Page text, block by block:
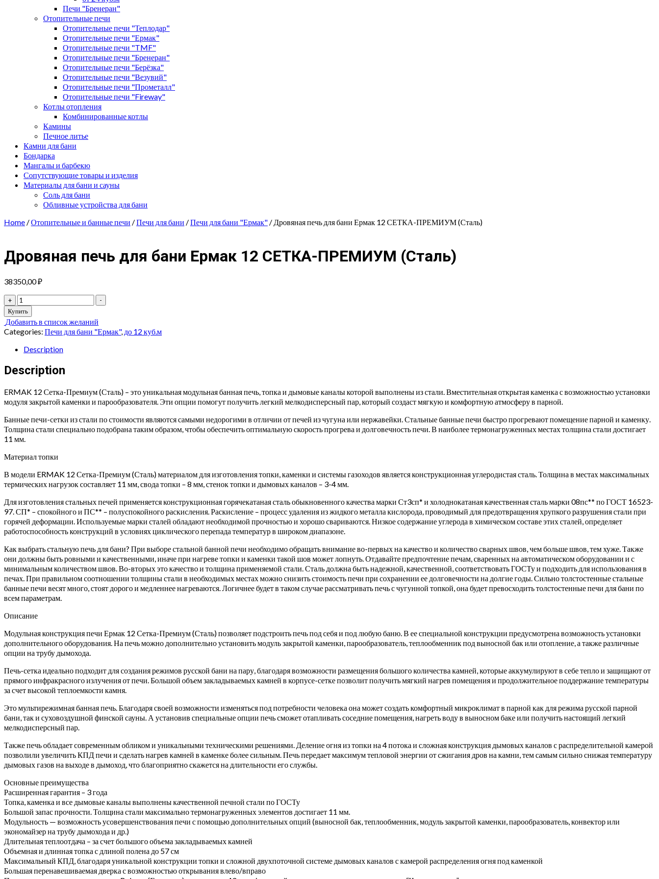
Печи "Бренеран"
Отопительные печи
Отопительные печи "Теплодар"
Отопительные печи "Ермак"
Отопительные печи "TMF"
Отопительные печи "Бренеран"
Отопительные печи "Берёзка"
Отопительные печи "Везувий"
Отопительные печи "Прометалл"
Отопительные печи "Fireway"
Котлы отопления
Комбинированные котлы
Камины
Печное литье
Камни для бани
Бондарка
Мангалы и барбекю
Сопутствующие товары и изделия
Материалы для бани и сауны
Соль для бани
Обливные устройства для бани
Home /Отопительные и банные печи /Печи для бани /Печи для бани "Ермак" / Дровяная печь для бани Ермак 12 СЕТКА-ПРЕМИУМ (Сталь)
Дровяная печь для бани Ермак 12 СЕТКА-ПРЕМИУМ (Сталь)
38350,00₽
+
Дровяная
печь
для
бани
Ермак
12
ПРЕМИУМ
(Сталь)
-
Купить
Добавить в список желаний
Categories: Печи для бани "Ермак", до 12 куб.м
Description
Description
ERMAK 12 Сетка-Премиум (Сталь) – это уникальная модульная банная печь, топка и дымовые каналы которой выполнены из стали. Вместительная открытая каменка с возможностью установки
модуля закрытой каменки и парообразователя. Эти опции помогут получить легкий мелкодисперсный пар, который создаст мягкую и комфортную атмосферу в парной.
Банные печи-сетки из стали по стоимости являются самыми недорогими в отличии от печей из чугуна или нержавейки. Стальные банные печи быстро прогревают помещение парной и каменку.
Толщина стали специально подобрана таким образом, чтобы обеспечить оптимальную скорость прогрева и долговечность печи. В наиболее термонагруженных местах толщина стали достигает
11 мм.
Материал топки
В модели ERMAK 12 Сетка-Премиум (Сталь) материалом для изготовления топки, каменки и системы газоходов является конструкционная углеродистая сталь. Толщина в местах максимальных
термических нагрузок составляет 11 мм, свода топки – 8 мм, стенок топки и дымовых каналов – 3-4 мм.
Для изготовления стальных печей применяется конструкционная горячекатаная сталь обыкновенного качества марки Ст3сп* и холоднокатаная качественная сталь марки 08пс** по ГОСТ 16523-
97. СП* – спокойного и ПС** – полуспокойного раскисления. Раскисление – процесс удаления из жидкого металла кислорода, проводимый для предотвращения хрупкого разрушения стали при
горячей деформации. Используемые марки сталей обладают необходимой прочностью и хорошо свариваются. Низкое содержание углерода в химическом составе этих сталей, определяет
работоспособность конструкций в условиях циклического перепада температур в широком диапазоне.
Как выбрать стальную печь для бани? При выборе стальной банной печи необходимо обращать внимание во-первых на качество и количество сварных швов, чем больше швов, тем хуже. Также
они должны быть ровными и качественными, иначе при нагреве топки и каменки такой шов может лопнуть. Отдавайте предпочтение печам, сваренных на автоматическом оборудовании и с
минимальным количеством швов. Во-вторых это качество и толщина применяемой стали. Сталь должна быть надежной, качественной, соответствовать ГОСТу и подходить для использования в
печах. При правильном соотношении толщины стали в необходимых местах можно снизить стоимость печи при сохранении ее долговечности на долгие годы. Сильно толстостенные стальные
банные печи весят много, стоят дорого и медленнее нагреваются. Логичнее будет в таком случае рассматривать печь с чугунной топкой, она будет превосходить толстостенные печи для бани по
всем параметрам.
Описание
Модульная конструкция печи Ермак 12 Сетка-Премиум (Сталь) позволяет подстроить печь под себя и под любую баню. В ее специальной конструкции предусмотрена возможность установки
дополнительного оборудования. На печь можно дополнительно установить модуль закрытой каменки, парообразователь, теплообменник под выносной бак или отопление, а также различные
опции на трубу дымохода.
Печь-сетка идеально подходит для создания режимов русской бани на пару, благодаря возможности размещения большого количества камней, которые аккумулируют в себе тепло и защищают от
прямого инфракрасного излучения от печи. Большой объем закладываемых камней в корпусе-сетке позволит получить мягкий нагрев помещения и продолжительное поддержание температуры
за счет высокой теплоемкости камня.
Это мультирежимная банная печь. Благодаря своей возможности изменяться под потребности человека она может создать комфортный микроклимат в парной как для режима русской парной
бани, так и суховоздушной финской сауны. А установив специальные опции печь сможет отапливать соседние помещения, нагреть воду в выносном баке или получить настоящий легкий
мелкодисперсный пар.
Также печь обладает современным обликом и уникальными техническими решениями. Деление огня из топки на 4 потока и сложная конструкция дымовых каналов с распределительной камерой
позволили увеличить КПД печи и сделать нагрев камней в каменке более сильным. Печь передает максимум тепловой энергии от сжигания дров на камни, тем самым сильно снижая температуру
дымовых газов на выходе в дымоход, что благоприятно скажется на длительности его службы.
Основные преимущества
Расширенная гарантия – 3 года
Топка, каменка и все дымовые каналы выполнены качественной печной стали по ГОСТу
Большой запас прочности. Толщина стали максимально термонагруженных элементов достигает 11 мм.
Модульность — возможность усовершенствования печи с помощью дополнительных опций (выносной бак, теплообменник, модуль закрытой каменки, парообразователь, конвектор или
экономайзер на трубу дымохода и др.)
Длительная теплоотдача – за счет большого объема закладываемых камней
Объемная и длинная топка с длиной полена до 57 см
Максимальный КПД, благодаря уникальной конструкции топки и сложной двухпоточной системе дымовых каналов с камерой распределения огня под каменкой
Большая перенавешиваемая дверка с возможностью открывания влево/вправо